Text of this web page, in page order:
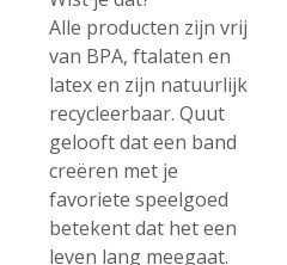
Alle producten zijn vrij
van BPA, ftalaten en
latex en zijn natuurlijk
recycleerbaar. Quut
gelooft dat een band
creëren met je
favoriete speelgoed
betekent dat het een
leven lang meegaat.